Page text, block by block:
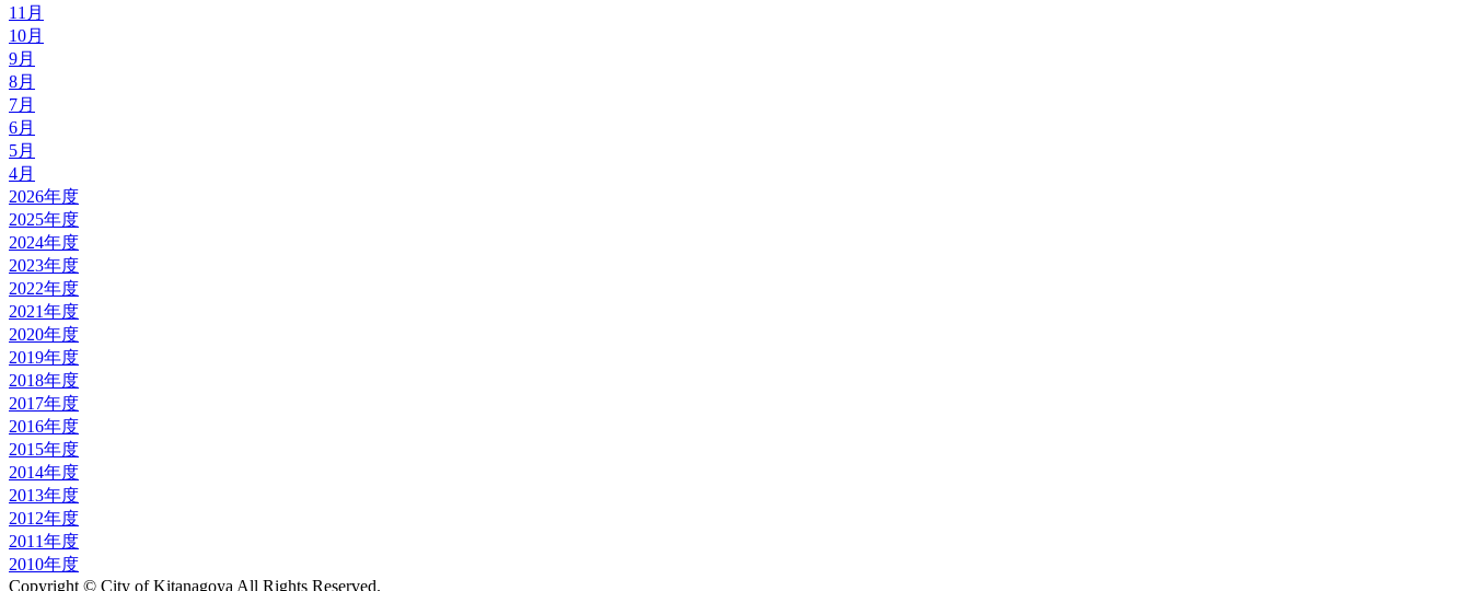
11月
10月
9月
8月
7月
6月
5月
4月
2026年度
2025年度
2024年度
2023年度
2022年度
2021年度
2020年度
2019年度
2018年度
2017年度
2016年度
2015年度
2014年度
2013年度
2012年度
2011年度
2010年度
Copyright © City of Kitanagoya All Rights Reserved.